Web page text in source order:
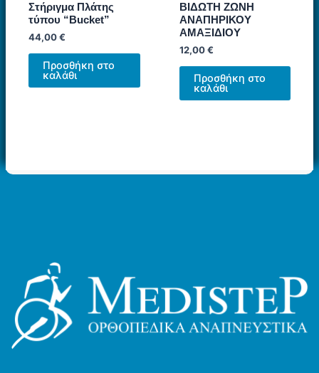
Στήριγμα Πλάτης
τύπου “Bucket”
44,00€
Προσθήκη στο
καλάθι
ΒΙΔΩΤΗ ΖΩΝΗ
ΑΝΑΠΗΡΙΚΟΥ
ΑΜΑΞΙΔΙΟΥ
12,00€
Προσθήκη στο
καλάθι